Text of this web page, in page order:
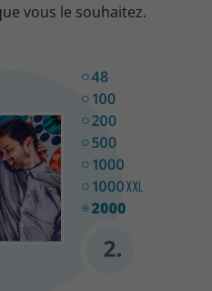
vous le souhaitez.